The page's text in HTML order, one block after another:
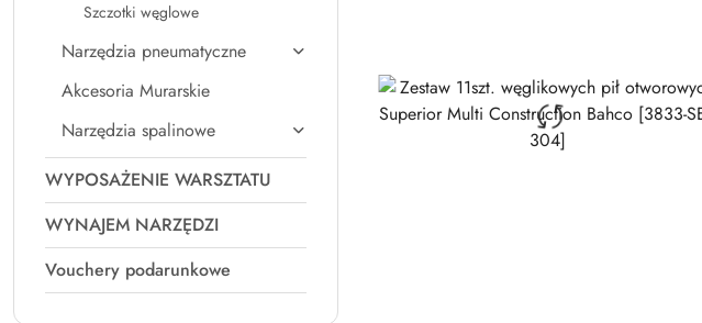
Szczotki węglowe
Narzędzia pneumatyczne
Akcesoria Murarskie
Narzędzia spalinowe
WYPOSAŻENIE WARSZTATU
WYNAJEM NARZĘDZI
Vouchery podarunkowe